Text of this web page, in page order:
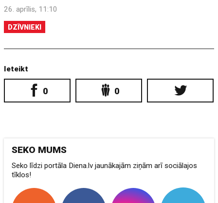
26. aprīlis, 11:10
DZĪVNIEKI
Ieteikt
0 0
SEKO MUMS
Seko līdzi portāla Diena.lv jaunākajām ziņām arī sociālajos
tīklos!